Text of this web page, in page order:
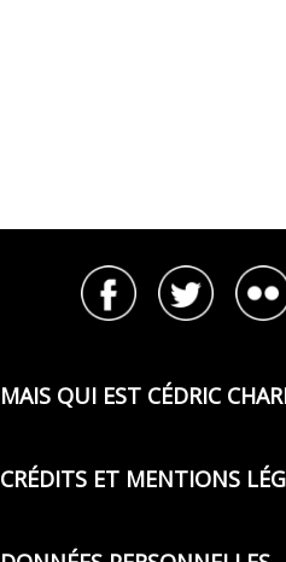
MAIS QUI EST CÉDRIC
CRÉDITS ET MENTIONS